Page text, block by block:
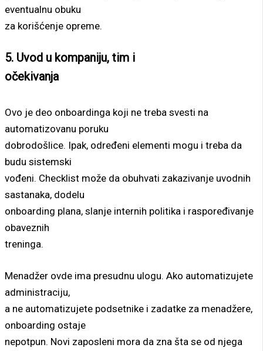
eventualnu obuku
za korišćenje opreme.
5. Uvod u kompaniju, tim i
očekivanja
Ovo je deo onboardinga koji ne treba svesti na
automatizovanu poruku
dobrodošlice. Ipak, određeni elementi mogu i treba da
budu sistemski
vođeni. Checklist može da obuhvati zakazivanje uvodnih
sastanaka, dodelu
onboarding plana, slanje internih politika i raspoređivanje
obaveznih
treninga.
Menadžer ovde ima presudnu ulogu. Ako automatizujete
administraciju,
a ne automatizujete podsetnike i zadatke za menadžere,
onboarding ostaje
nepotpun. Novi zaposleni mora da zna šta se od njega